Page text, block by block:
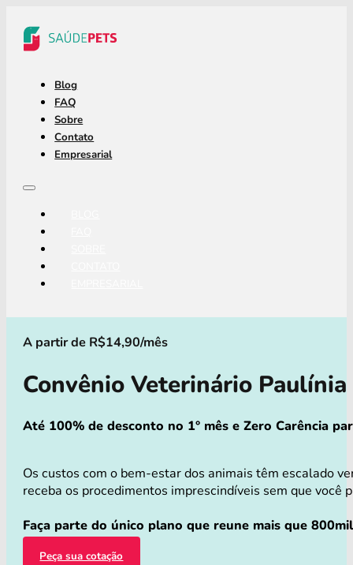
Blog
FAQ
Sobre
Contato
Empresarial
A partir de R$14,90/mês
Convênio Veterinário Paulínia
Até 100% de desconto no 1° mês e Zero Carência
Os custos com o bem-estar dos animais têm escalado
receba os procedimentos imprescindíveis sem que você
Faça parte do único plano que reune mais que
Peça sua cotação